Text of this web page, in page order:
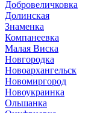
Добровеличковка
Долинская
Знаменка
Компанеевка
Малая Виска
Новгородка
Новоархангельск
Новомиргород
Новоукраинка
Ольшанка